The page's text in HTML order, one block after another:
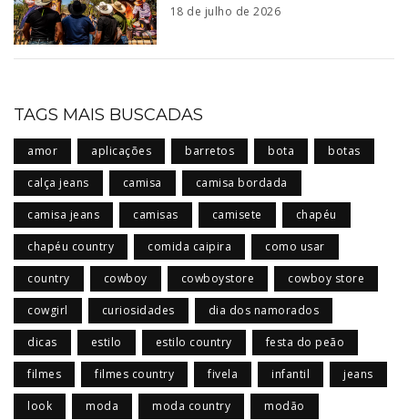
18 de julho de 2026
TAGS MAIS BUSCADAS
amor aplicações barretos bota botas
calça jeans camisa camisa bordada
camisa jeans camisas camisete chapéu
chapéu country comida caipira como usar
country cowboy cowboystore cowboy store
cowgirl curiosidades dia dos namorados
dicas estilo estilo country festa do peão
filmes filmes country fivela infantil jeans
look moda moda country modão